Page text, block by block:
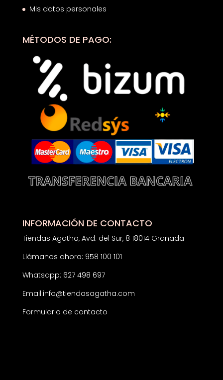
Mis datos personales
MÉTODOS DE PAGO:
INFORMACIÓN DE CONTACTO
Tiendas Agatha, Avd. del Sur, 8 18014 Granada
Llámanos ahora: 958 100 101
Whatsapp: 627 498 697
Email:info@tiendasagatha.com
Formulario de contacto